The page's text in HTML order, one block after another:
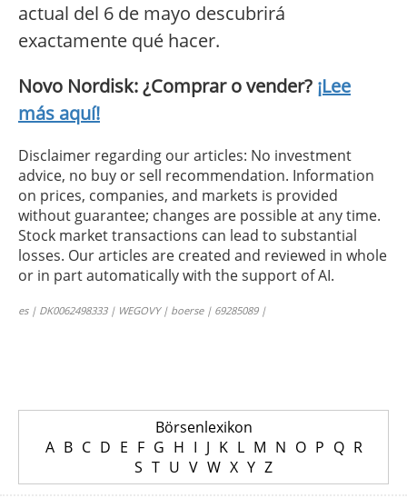
actual del 6 de mayo descubrirá
exactamente qué hacer.
Novo Nordisk: ¿Comprar o vender? ¡Lee
más aquí!
Disclaimer regarding our articles: No investment
advice, no buy or sell recommendation. Information
on prices, companies, and markets is provided
without guarantee; changes are possible at any time.
Stock market transactions can lead to substantial
losses. Our articles are created and reviewed in whole
or in part automatically with the support of AI.
es | DK0062498333 | WEGOVY | boerse | 69285089 |
Börsenlexikon
A B C D E F G H I J K L M N O P Q R
S T U V W X Y Z